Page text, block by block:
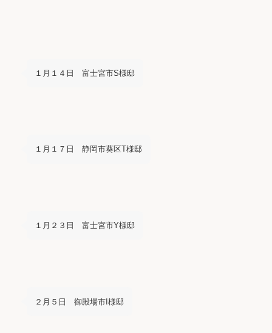
１月１４日 富士宮市S様邸
１月１７日 静岡市葵区T様邸
１月２３日 富士宮市Y様邸
２月５日 御殿場市I様邸